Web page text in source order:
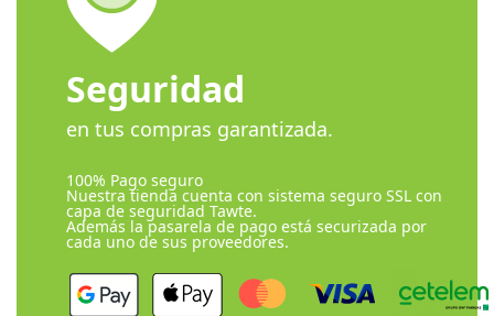
Seguridad
en tus compras garantizada.
100% Pago seguro
Nuestra tienda cuenta con sistema seguro SSL con
capa de seguridad Tawte.
Además la pasarela de pago está securizada por
cada uno de sus proveedores.